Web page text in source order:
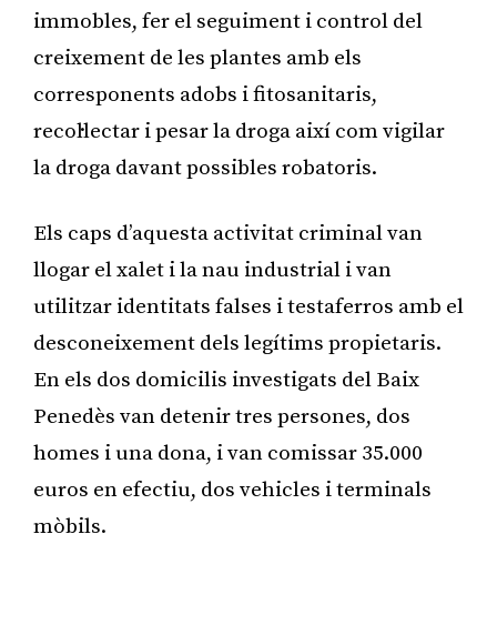
immobles, fer el seguiment i control del
creixement de les plantes amb els
corresponents adobs i fitosanitaris,
recol·lectar i pesar la droga així com vigilar
la droga davant possibles robatoris.
Els caps d’aquesta activitat criminal van
llogar el xalet i la nau industrial i van
utilitzar identitats falses i testaferros amb el
desconeixement dels legítims propietaris.
En els dos domicilis investigats del Baix
Penedès van detenir tres persones, dos
homes i una dona, i van comissar 35.000
euros en efectiu, dos vehicles i terminals
mòbils.